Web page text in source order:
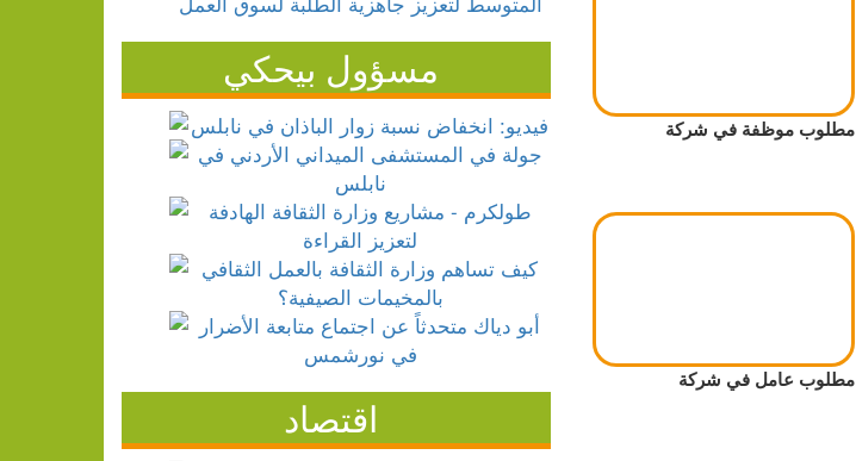
مطلوب موظفة في شركة
مطلوب عامل في شركة
مسؤول بيحكي
اقتصاد